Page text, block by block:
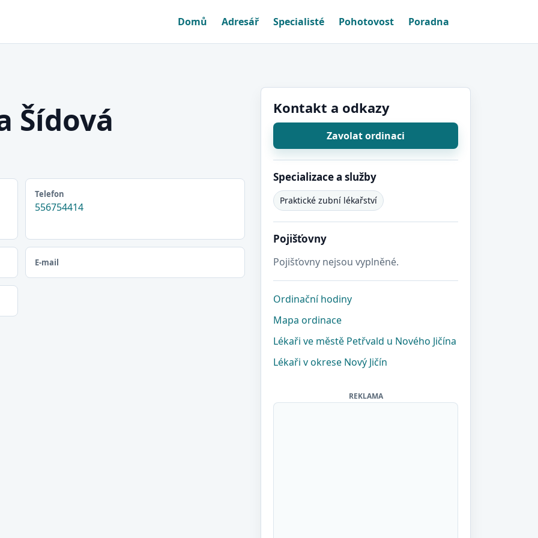
Domů Adresář Specialisté Pohotovost Poradna
Šídová
Telefon
556754414
E-mail
Kontakt a odkazy
Zavolat ordinaci
Specializace a služby
Praktické zubní lékařství
Pojišťovny
Pojišťovny nejsou vyplněné.
Ordinační hodiny
Mapa ordinace
Lékaři ve městě Petřvald u Nového Jičína
Lékaři v okrese Nový Jičín
REKLAMA